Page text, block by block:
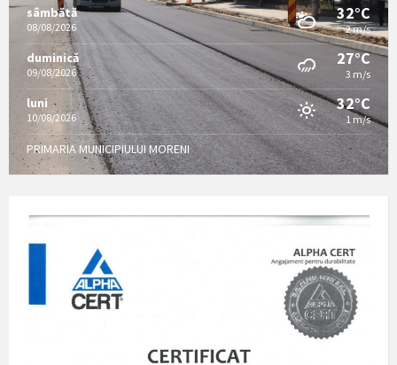
sâmbătă
08/08/2026
32°C
2 m/s
duminică
09/08/2026
27°C
3 m/s
luni
10/08/2026
32°C
1 m/s
PRIMARIA MUNICIPIULUI MORENI